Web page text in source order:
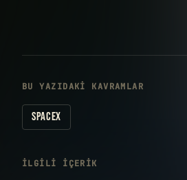
BU YAZIDAKI KAVRAMLAR
SPACEX
İLGILI IÇERIK